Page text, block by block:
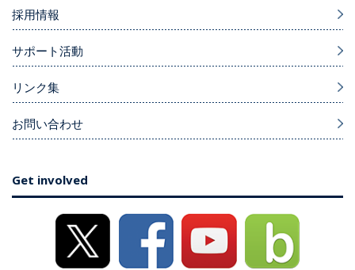
採用情報
サポート活動
リンク集
お問い合わせ
Get involved